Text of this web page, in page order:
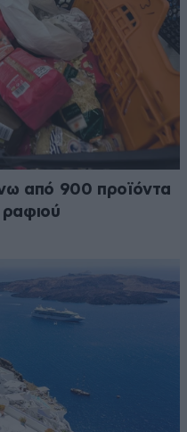
από 900 προϊόντα